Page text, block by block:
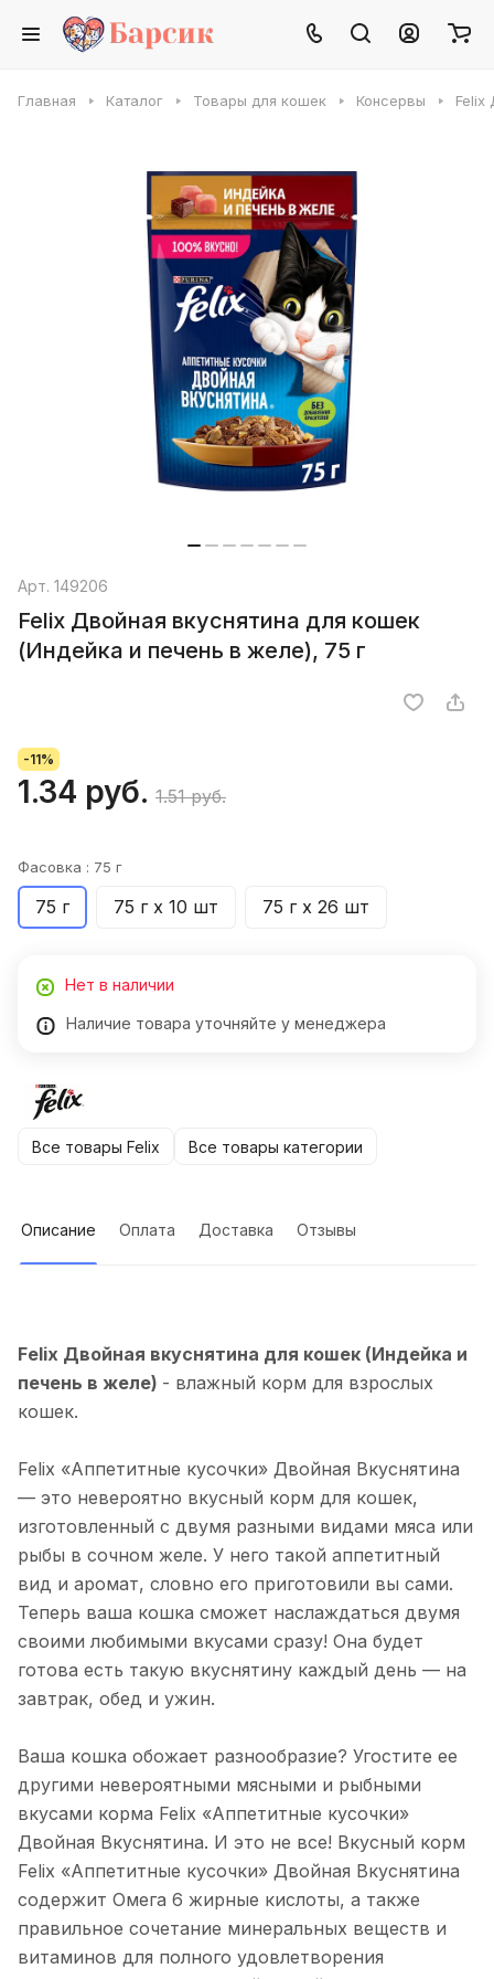
Главная Каталог Товары для кошек Консервы Felix
Арт. 149206
Felix Двойная вкуснятина для кошек
(Индейка и печень в желе), 75 г
-11%
1.34 руб. 1.51 руб.
Фасовка : 75 г
75 г 75 г х 10 шт 75 г х 26 шт
Нет в наличии
Наличие товара уточняйте у менеджера
Все товары Felix Все товары категории
Описание Оплата Доставка Отзывы
Felix Двойная вкуснятина для кошек (Индейка и
печень в желе) - влажный корм для взрослых
кошек.
Felix «Аппетитные кусочки» Двойная Вкуснятина
— это невероятно вкусный корм для кошек,
изготовленный с двумя разными видами мяса или
рыбы в сочном желе. У него такой аппетитный
вид и аромат, словно его приготовили вы сами.
Теперь ваша кошка сможет наслаждаться двумя
своими любимыми вкусами сразу! Она будет
готова есть такую вкуснятину каждый день — на
завтрак, обед и ужин.
Ваша кошка обожает разнообразие? Угостите ее
другими невероятными мясными и рыбными
вкусами корма Felix «Аппетитные кусочки»
Двойная Вкуснятина. И это не все! Вкусный корм
Felix «Аппетитные кусочки» Двойная Вкуснятина
содержит Омега 6 жирные кислоты, а также
правильное сочетание минеральных веществ и
витаминов для полного удовлетворения